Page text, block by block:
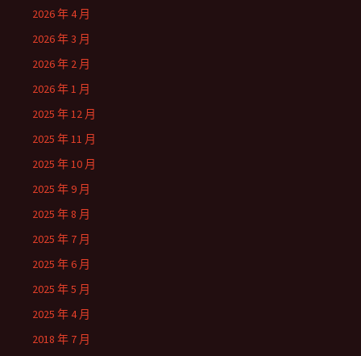
2026 年 4 月
2026 年 3 月
2026 年 2 月
2026 年 1 月
2025 年 12 月
2025 年 11 月
2025 年 10 月
2025 年 9 月
2025 年 8 月
2025 年 7 月
2025 年 6 月
2025 年 5 月
2025 年 4 月
2018 年 7 月